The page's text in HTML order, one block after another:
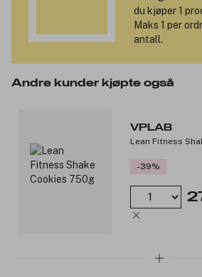
du kjøper 1
Maks 1 per
antall.
Andre kunder kjøpte også
VPLAB
Lean Fitness
-39%